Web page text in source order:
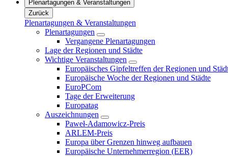
Plenartagungen & Veranstaltungen
Zurück
Plenartagungen & Veranstaltungen
Plenartagungen
Vergangene Plenartagungen
Lage der Regionen und Städte
Wichtige Veranstaltungen
Europäisches Gipfeltreffen der Regionen und
Europäische Woche der Regionen und Städte
EuroPCom
Tage der Erweiterung
Europatag
Auszeichnungen
Paweł-Adamowicz-Preis
ARLEM-Preis
Europa über Grenzen hinweg aufbauen
Europäische Unternehmerregion (EER)